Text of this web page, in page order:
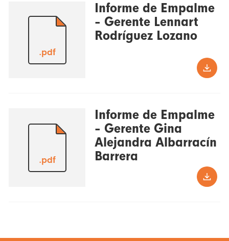
.pdf
Informe de Empalme
- Gerente Lennart
Rodríguez Lozano
.pdf
Informe de Empalme
- Gerente Gina
Alejandra Albarracín
Barrera